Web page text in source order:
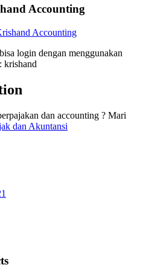
Accounting
Accounting
login dengan menggunakan
krishand
dan accounting ? Mari
dan Akuntansi